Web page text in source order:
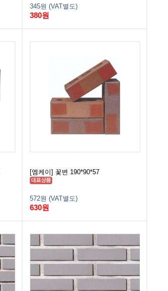
345원 (VAT별도)
380원
[엠케이] 꽃변 190*90*57
572원 (VAT별도)
630원